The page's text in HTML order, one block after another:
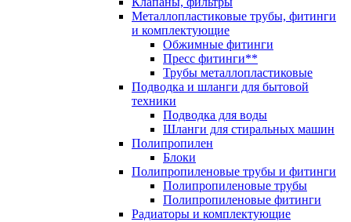
Металлопластиковые трубы, фитинги
и комплектующие
Обжимные фитинги
Пресс фитинги**
Трубы металлопластиковые
Подводка и шланги для бытовой
техники
Подводка для воды
Шланги для стиральных машин
Полипропилен
Блоки
Полипропиленовые трубы и фитинги
Полипропиленовые трубы
Полипропиленовые фитинги
Радиаторы и комплектующие